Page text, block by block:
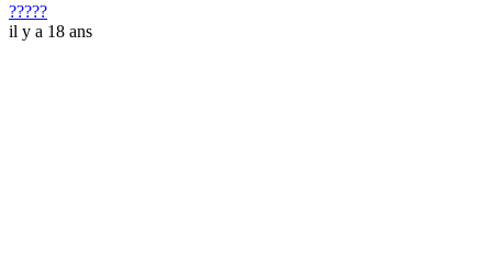
?????
il y a 18 ans